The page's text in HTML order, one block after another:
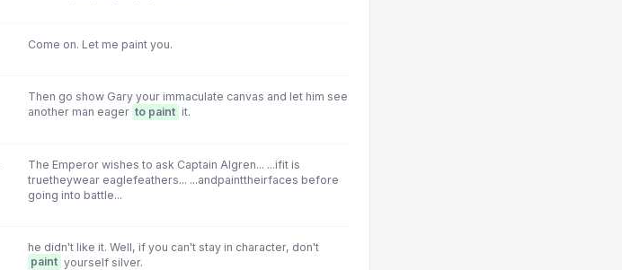
Come on. Let me paint you.
Then go show Gary your immaculate canvas and let him see
another man eager to paint it.
The Emperor wishes to ask Captain Algren... ...ifit is
truetheywear eaglefeathers... ...andpainttheirfaces before
going into battle...
he didn't like it. Well, if you can't stay in character, don't
paint yourself silver.